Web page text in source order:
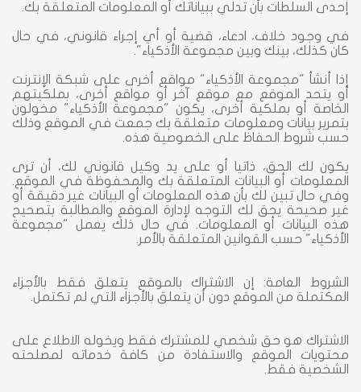
إحدى السلطات بأن تدلي ببياناتك أو المعلومات المتعلقة بك.
في وجود خلاف، ادعاء، قضية أو أي إجراء قانوني، في حال
كان كذلك، بينك وبين مجموعة الأذكياء".
إذا أنشأ "مجموعة الأذكياء" مواقع أخرى على شبكة الإنترنت
أو يتحد الموقع مع موقع آخر أو مواقع أخرى، بملكيتهم
الخاصة أو بملكية أخرى، يكون "مجموعة الأذكياء" مخولون
بتمرير بيانات ومعلومات متعلقة بك جمعت في الموقع وذلك
حسب شروط الحفاظ على الخصوصية هذه.
يكون لك الحق، ذاتيا أو على يد وكيل قانوني لك، أن ترى
المعلومات أو البيانات المتعلقة بك والمحفوظة في الموقع.
وفي حال تبين لك بأن هذه المعلومات أو البيانات غير دقيقة أو
غير صحيحة يحق لك التوجه لإدارة الموقع والمطالبة بتصحيح
هذه البيانات أو المعلومات. في حال ذلك يعمل "مجموعة
الأذكياء" حسب القوانين المتعلقة بالأمر.
الشروط العامة: إن الاشتراك بالموقع يتعلق فقط بالأجزاء
المكتملة من الموقع دون أن يتعلق بالأجزاء التي لم تكتمل.
الاشتراك هو حق شخصي للمشترك فقط ويخوله الاطلاع على
محتويات الموقع والاستفادة من كافة خدماته لمصلحته
الشخصية فقط.